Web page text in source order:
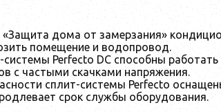
дома от замерзания»
помещение и водопровод.
Perfecto DC способны
с частыми скачками напряжения.
сплит-системы Perfecto
срок службы оборудования.